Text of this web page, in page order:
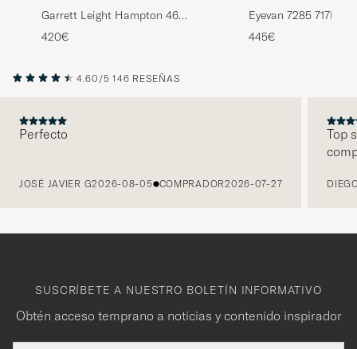
Garrett Leight Hampton 46
Sunglasses Pure Glass
420€
Eyevan 7285 717E
Silver Honey
445€
4.60/5 146 RESEÑAS
Perfecto
JOSÉ JAVIER G2026-08-05 COMPRADOR2026-07-27
Top
SUSCRÍBETE A NUESTRO BOLETÍN INFORMATIVO
Obtén acceso temprano a noticias y contenido inspirador